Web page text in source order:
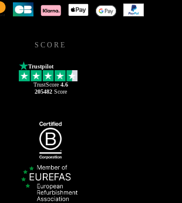
SCORE
Trustpilot
TrustScore 4.6
205482Score